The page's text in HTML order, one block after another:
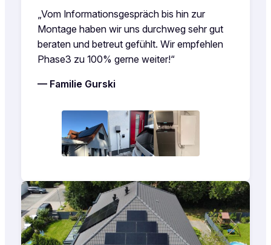
„Vom Informationsgespräch bis hin zur
Montage haben wir uns durchweg sehr gut
beraten und betreut gefühlt. Wir empfehlen
Phase3 zu 100% gerne weiter!“
— Familie Gurski